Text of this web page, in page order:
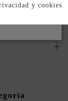
Hecho en España
y cookies